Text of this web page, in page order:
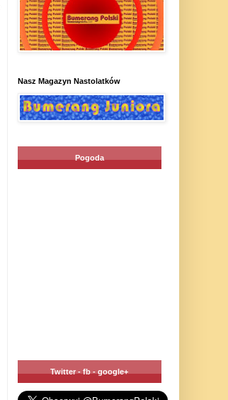
Nasz Magazyn Nastolatków
Pogoda
Twitter - fb - google+